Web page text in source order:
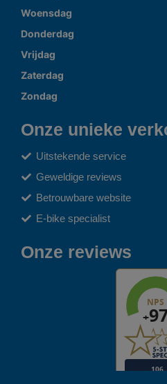
Woensdag
Donderdag
Vrijdag
Zaterdag
Zondag
Onze unieke
Uitstekende service
Geweldige reviews
Betrouwbare website
E-bike specialist
Onze reviews